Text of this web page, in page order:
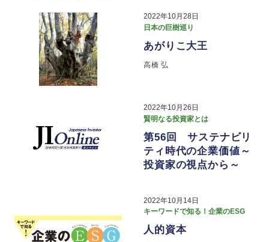
2022年10月28日
日本の巨樹巡り
あがりこ大王
高橋 弘
2022年10月26日
賢明なる投資家とは
第56回 サステナビリ
ティ時代の企業価値～
投資家の視点から～
2022年10月14日
キーワードで知る！企業のESG
人的資本